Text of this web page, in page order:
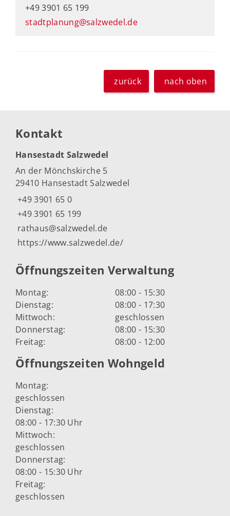
+49 3901 65 199
stadtplanung@salzwedel.de
zurück nach oben
Kontakt
Hansestadt Salzwedel
An der Mönchskirche 5
29410 Hansestadt Salzwedel
+49 3901 65 0
+49 3901 65 199
rathaus@salzwedel.de
https://www.salzwedel.de/
Öffnungszeiten Verwaltung
Montag:
08:00 - 15:30
Dienstag:
08:00 - 17:30
Mittwoch:
geschlossen
Donnerstag:
08:00 - 15:30
Freitag:
08:00 - 12:00
Öffnungszeiten Wohngeld
Montag:
geschlossen
Dienstag:
08:00 - 17:30 Uhr
Mittwoch:
geschlossen
Donnerstag:
08:00 - 15:30 Uhr
Freitag:
geschlossen